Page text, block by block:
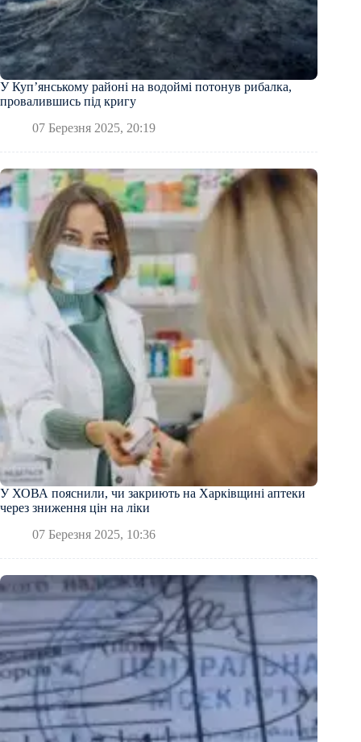
У Куп’янському районі на водоймі потонув рибалка,
провалившись під кригу
07 Березня 2025, 20:19
У ХОВА пояснили, чи закриють на Харківщині аптеки
через зниження цін на ліки
07 Березня 2025, 10:36